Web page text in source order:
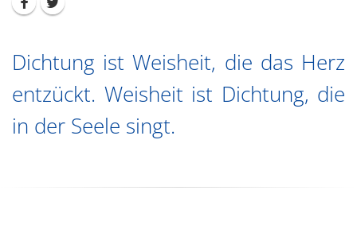
Dichtung ist Weisheit, die das Herz
entzückt. Weisheit ist Dichtung, die
in der Seele singt.